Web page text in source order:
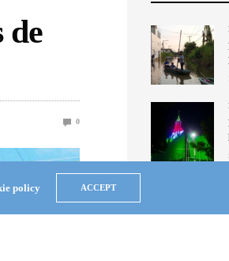
de
0
policy ACCEPT